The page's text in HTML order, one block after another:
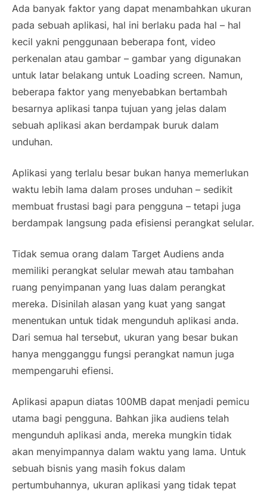
Ada banyak faktor yang dapat menambahkan ukuran
pada sebuah aplikasi, hal ini berlaku pada hal – hal
kecil yakni penggunaan beberapa font, video
perkenalan atau gambar – gambar yang digunakan
untuk latar belakang untuk Loading screen. Namun,
beberapa faktor yang menyebabkan bertambah
besarnya aplikasi tanpa tujuan yang jelas dalam
sebuah aplikasi akan berdampak buruk dalam
unduhan.
Aplikasi yang terlalu besar bukan hanya memerlukan
waktu lebih lama dalam proses unduhan – sedikit
membuat frustasi bagi para pengguna – tetapi juga
berdampak langsung pada efisiensi perangkat selular.
Tidak semua orang dalam Target Audiens anda
memiliki perangkat selular mewah atau tambahan
ruang penyimpanan yang luas dalam perangkat
mereka. Disinilah alasan yang kuat yang sangat
menentukan untuk tidak mengunduh aplikasi anda.
Dari semua hal tersebut, ukuran yang besar bukan
hanya mengganggu fungsi perangkat namun juga
mempengaruhi efiensi.
Aplikasi apapun diatas 100MB dapat menjadi pemicu
utama bagi pengguna. Bahkan jika audiens telah
mengunduh aplikasi anda, mereka mungkin tidak
akan menyimpannya dalam waktu yang lama. Untuk
sebuah bisnis yang masih fokus dalam
pertumbuhannya, ukuran aplikasi yang tidak tepat